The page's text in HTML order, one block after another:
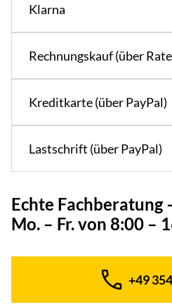
Klarna
Rechnungskauf (über
Kreditkarte (über PayPal)
Lastschrift (über PayPal)
Echte Fachberatung
Mo. – Fr. von 8:00 –
+49